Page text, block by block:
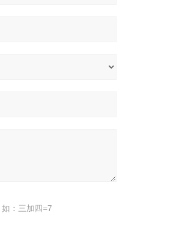
：三加四=7